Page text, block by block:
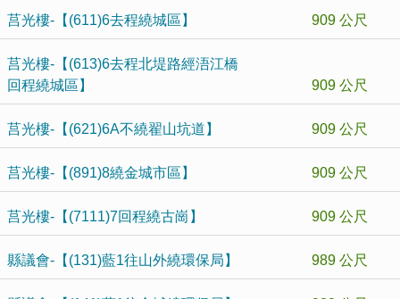
莒光樓-【(611)6去程繞城區】 909 公尺
莒光樓-【(613)6去程北堤路經浯江橋
回程繞城區】
909 公尺
莒光樓-【(621)6A不繞翟山坑道】 909 公尺
莒光樓-【(891)8繞金城市區】 909 公尺
莒光樓-【(7111)7回程繞古崗】 909 公尺
縣議會-【(131)藍1往山外繞環保局】 989 公尺